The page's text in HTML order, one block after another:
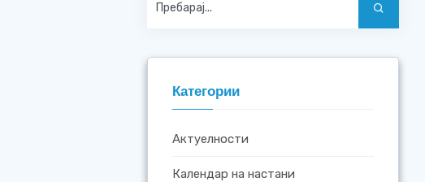
Категории
Актуелности
Календар на настани